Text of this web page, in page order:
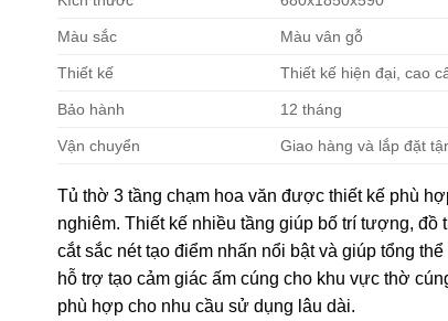
Màu sắc Màu vân gỗ
Thiết kế Thiết kế hiện đại, cao
Bảo hành 12 tháng
Vận chuyển Giao hàng và lắp đặt
Tủ thờ 3 tầng chạm hoa văn được thiết kế phù
nghiêm. Thiết kế nhiều tầng giúp bố trí tượng,
cắt sắc nét tạo điểm nhấn nổi bật và giúp tổng
hỗ trợ tạo cảm giác ấm cúng cho khu vực thờ
phù hợp cho nhu cầu sử dụng lâu dài.